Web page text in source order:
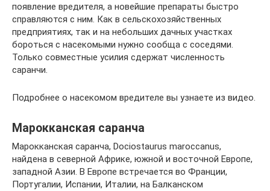
появление вредителя, а новейшие препараты быстро
справляются с ним. Как в сельскохозяйственных
предприятиях, так и на небольших дачных участках
бороться с насекомыми нужно сообща с соседями.
Только совместные усилия сдержат численность
саранчи.
Подробнее о насекомом вредителе вы узнаете из видео.
Марокканская саранча
Марокканская саранча, Dociostaurus maroccanus,
найдена в северной Африке, южной и восточной Европе,
западной Азии. В Европе встречается во Франции,
Португалии, Испании, Италии, на Балканском